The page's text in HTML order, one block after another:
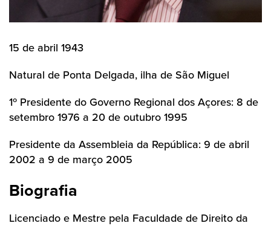
15 de abril 1943
Natural de Ponta Delgada, ilha de São Miguel
1º Presidente do Governo Regional dos Açores: 8 de
setembro 1976 a 20 de outubro 1995
Presidente da Assembleia da República: 9 de abril
2002 a 9 de março 2005
Biografia
Licenciado e Mestre pela Faculdade de Direito da